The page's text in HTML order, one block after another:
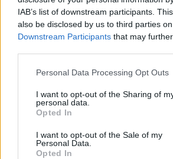
IAB’s list of downstream participants.
also be disclosed by us to third parties
Downstream Participants that may
Please note that this website/app uses
not limited to your visit or usage
grant or deny consent to Google and its
use your data for below specified
consent section.
Personal Data Processing Opt Outs
I want to opt-out of the Sharing of
personal data.
Opted In
I want to opt-out of the Sale of my
Personal Data.
Opted In
Imádom a filmeket! Ha időm és anyagi
szívesen eljárok moziba is, ezért
ember utánanézzen az éppen aktuális
elég, ha csak a történeti bevezetést
szeretnek pozitív, illetve negatív…..
NapiApp Plants vs. Zombies™ 2